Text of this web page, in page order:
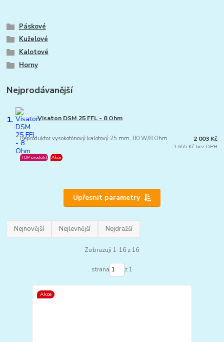
Páskové
Kuželové
Kalotové
Horny
Nejprodávanější
1. Visaton DSM 25 FFL - 8 Ohm
Reproduktor vysokotónový kalotový 25 mm, 80 W/8 Ohm
TOP produkt Akce
2 003 Kč
1 655 Kč bez DPH
Upřesnit parametry
Nejnovější Nejlevnější Nejdražší
Zobrazuji 1-16 z 16
strana z 1
Akce